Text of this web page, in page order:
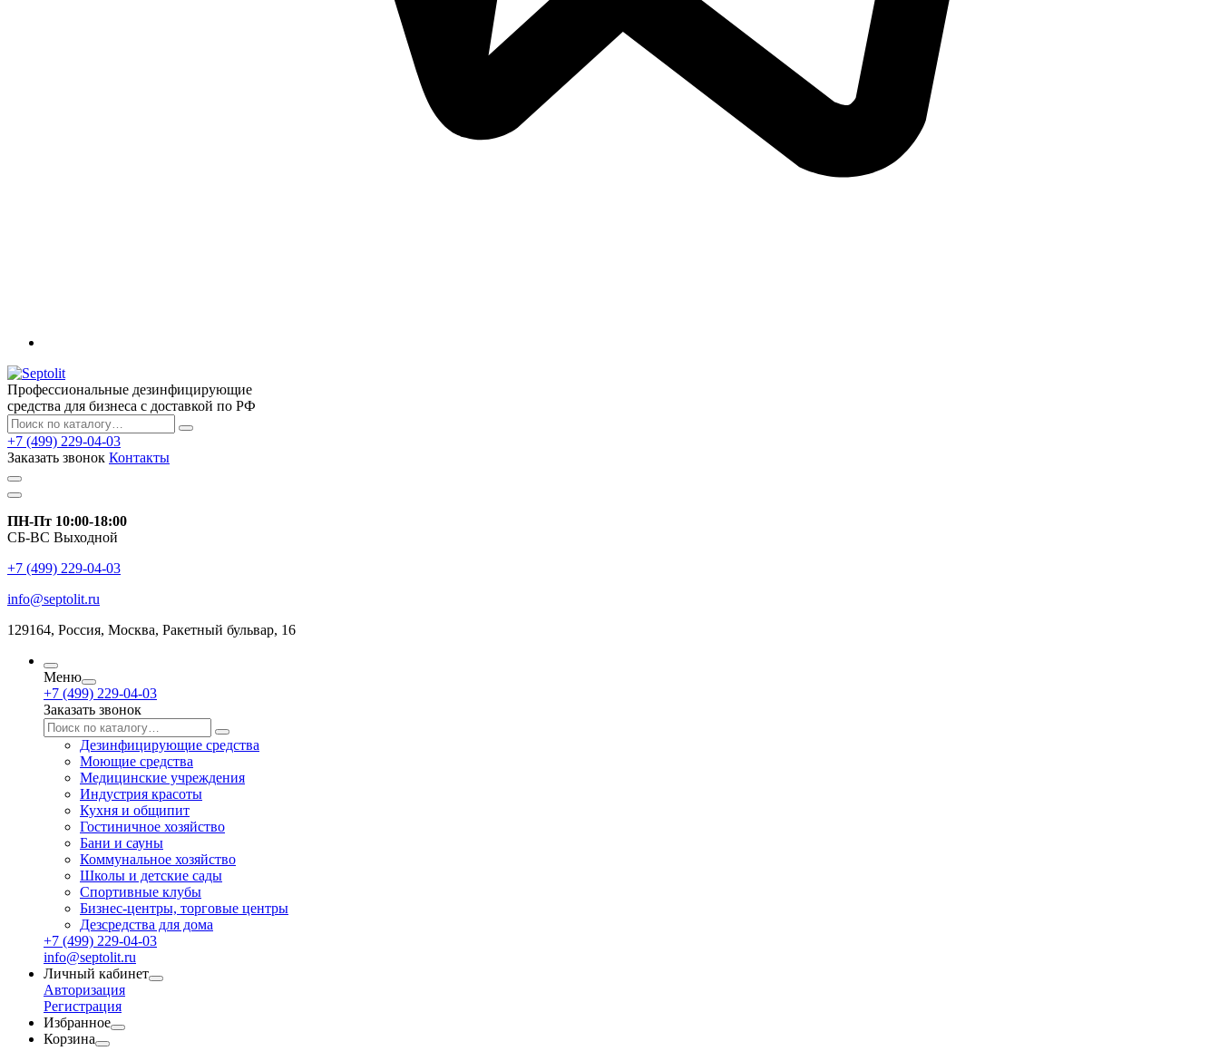
Профессиональные дезинфицирующие
средства для бизнеса с доставкой по РФ
+7 (499) 229-04-03
Заказать звонок Контакты
ПН-Пт 10:00-18:00
СБ-ВС Выходной
+7 (499) 229-04-03
info@septolit.ru
129164, Россия, Москва, Ракетный бульвар, 16
Меню
+7 (499) 229-04-03
Заказать звонок
Дезинфицирующие средства
Моющие средства
Медицинские учреждения
Индустрия красоты
Кухня и общипит
Гостиничное хозяйство
Бани и сауны
Коммунальное хозяйство
Школы и детские сады
Спортивные клубы
Бизнес-центры, торговые центры
Дезсредства для дома
+7 (499) 229-04-03
info@septolit.ru
Личный кабинет
Авторизация
Регистрация
Избранное
Корзина